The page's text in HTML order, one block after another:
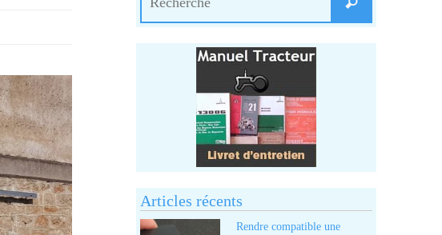
Articles récents
Rendre compatible une